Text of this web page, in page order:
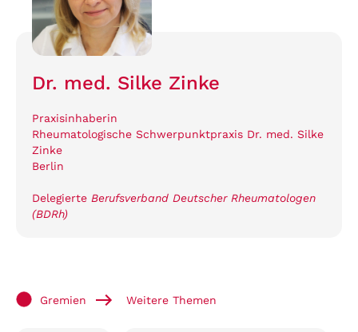
Dr. med. Silke Zinke
Praxisinhaberin
Rheumatologische Schwerpunktpraxis Dr. med. Silke
Zinke
Berlin
Delegierte Berufsverband Deutscher Rheumatologen
(BDRh)
Gremien Weitere Themen